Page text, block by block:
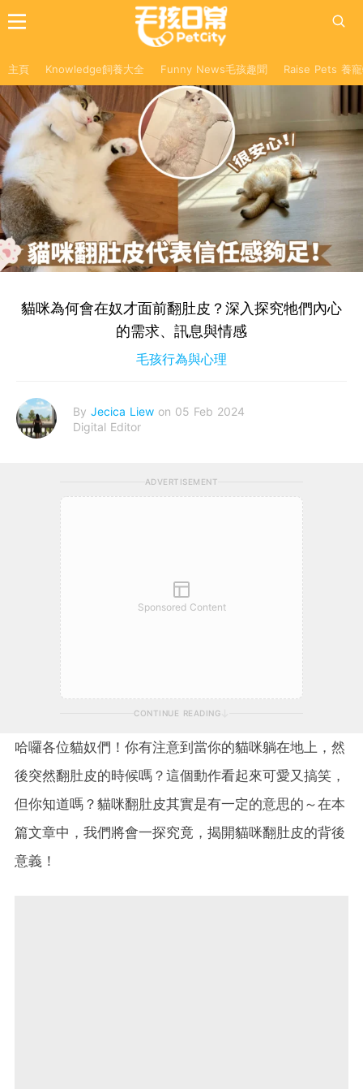
主頁 Knowledge飼養大全 Funny News毛孩趣聞 Raise Pets 養
貓咪為何會在奴才面前翻肚皮？深入探究牠們內心
的需求、訊息與情感
毛孩行為與心理
By Jecica Liew on 05 Feb 2024
Digital Editor
ADVERTISEMENT
Sponsored Content
CONTINUE READING
哈囉各位貓奴們！你有注意到當你的貓咪躺在地上，然
後突然翻肚皮的時候嗎？這個動作看起來可愛又搞笑，
但你知道嗎？貓咪翻肚皮其實是有一定的意思的～在本
篇文章中，我們將會一探究竟，揭開貓咪翻肚皮的背後
意義！